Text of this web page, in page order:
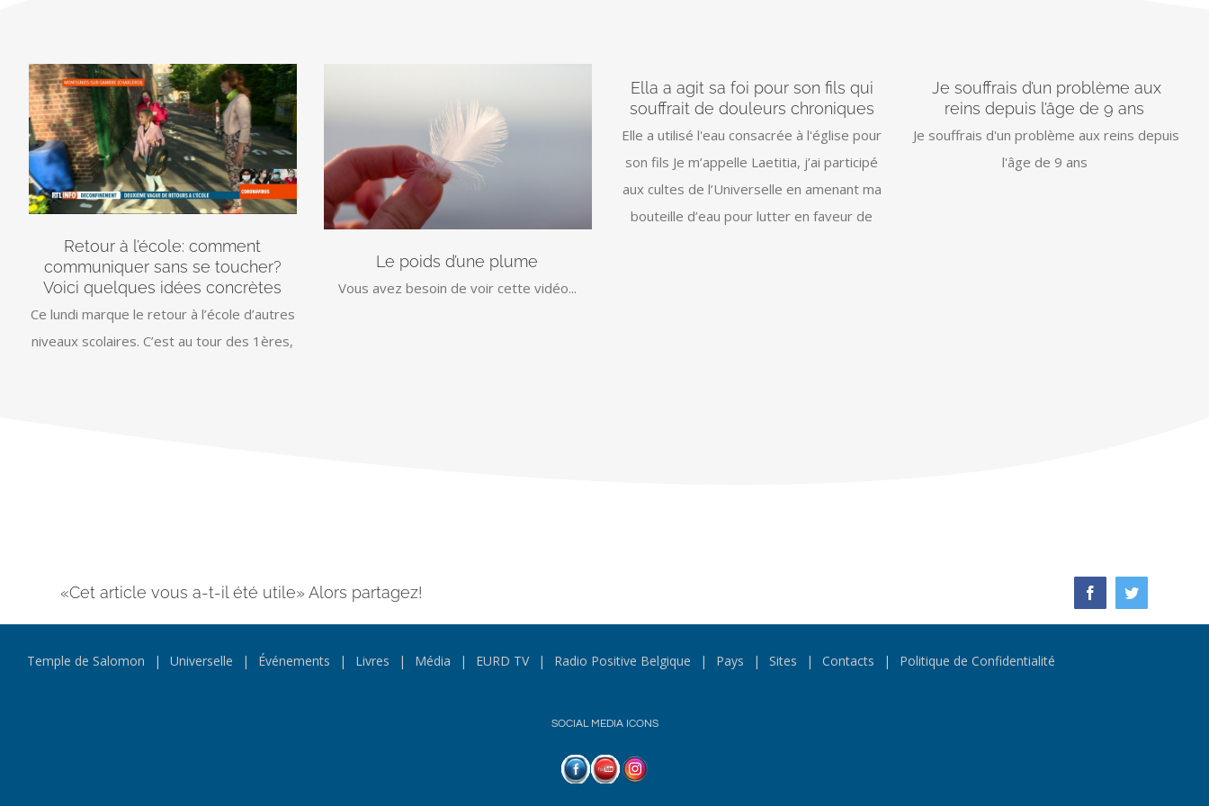
Retour à l’école: comment
communiquer sans se toucher?
Voici quelques idées concrètes
Ce lundi marque le retour à l’école d’autres
niveaux scolaires. C’est au tour des 1ères,
Le poids d’une plume
Vous avez besoin de voir cette vidéo...
Ella a agit sa foi pour son fils qui
souffrait de douleurs chroniques
Elle a utilisé l'eau consacrée à l'église pour
son fils Je m’appelle Laetitia, j’ai participé
aux cultes de l’Universelle en amenant ma
bouteille d’eau pour lutter en faveur de
Je souffrais d’un problème aux
reins depuis l’âge de 9 ans
Je souffrais d'un problème aux reins depuis
l'âge de 9 ans
«Cet article vous a-t-il été utile» Alors partagez! FacebookTwitter
Temple de Salomon Universelle Événements Livres Média EURD TV Radio Positive Belgique Pays Sites Contacts Politique de Confidentialité
SOCIAL MEDIA ICONS